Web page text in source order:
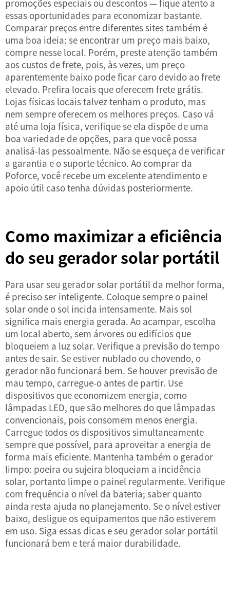
promoções especiais ou descontos — fique atento a
essas oportunidades para economizar bastante.
Comparar preços entre diferentes sites também é
uma boa ideia: se encontrar um preço mais baixo,
compre nesse local. Porém, preste atenção também
aos custos de frete, pois, às vezes, um preço
aparentemente baixo pode ficar caro devido ao frete
elevado. Prefira locais que oferecem frete grátis.
Lojas físicas locais talvez tenham o produto, mas
nem sempre oferecem os melhores preços. Caso vá
até uma loja física, verifique se ela dispõe de uma
boa variedade de opções, para que você possa
analisá-las pessoalmente. Não se esqueça de verificar
a garantia e o suporte técnico. Ao comprar da
Poforce, você recebe um excelente atendimento e
apoio útil caso tenha dúvidas posteriormente.
Como maximizar a eficiência
do seu gerador solar portátil
Para usar seu gerador solar portátil da melhor forma,
é preciso ser inteligente. Coloque sempre o painel
solar onde o sol incida intensamente. Mais sol
significa mais energia gerada. Ao acampar, escolha
um local aberto, sem árvores ou edifícios que
bloqueiem a luz solar. Verifique a previsão do tempo
antes de sair. Se estiver nublado ou chovendo, o
gerador não funcionará bem. Se houver previsão de
mau tempo, carregue-o antes de partir. Use
dispositivos que economizem energia, como
lâmpadas LED, que são melhores do que lâmpadas
convencionais, pois consomem menos energia.
Carregue todos os dispositivos simultaneamente
sempre que possível, para aproveitar a energia de
forma mais eficiente. Mantenha também o gerador
limpo: poeira ou sujeira bloqueiam a incidência
solar, portanto limpe o painel regularmente. Verifique
com frequência o nível da bateria; saber quanto
ainda resta ajuda no planejamento. Se o nível estiver
baixo, desligue os equipamentos que não estiverem
em uso. Siga essas dicas e seu gerador solar portátil
funcionará bem e terá maior durabilidade.